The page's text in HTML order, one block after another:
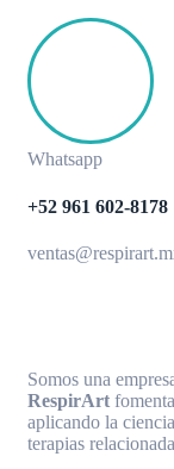
Whatsapp
+52 961 602-8178
Somos una
RespirArt
aplicando la
terapias